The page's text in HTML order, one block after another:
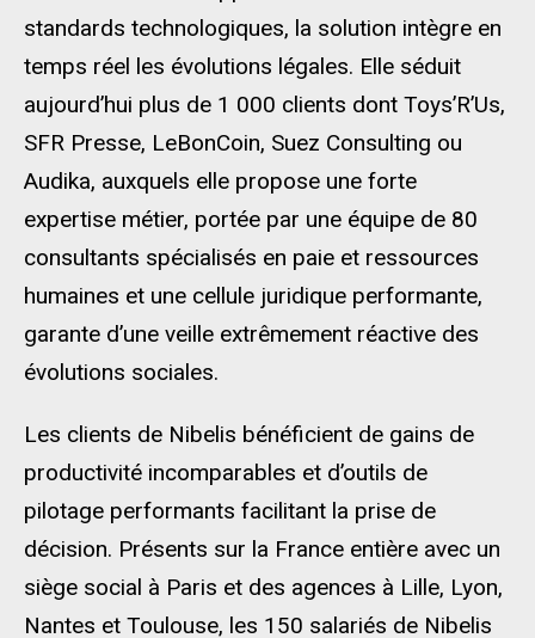
standards technologiques, la solution intègre en
temps réel les évolutions légales. Elle séduit
aujourd’hui plus de 1 000 clients dont Toys’R’Us,
SFR Presse, LeBonCoin, Suez Consulting ou
Audika, auxquels elle propose une forte
expertise métier, portée par une équipe de 80
consultants spécialisés en paie et ressources
humaines et une cellule juridique performante,
garante d’une veille extrêmement réactive des
évolutions sociales.
Les clients de Nibelis bénéficient de gains de
productivité incomparables et d’outils de
pilotage performants facilitant la prise de
décision. Présents sur la France entière avec un
siège social à Paris et des agences à Lille, Lyon,
Nantes et Toulouse, les 150 salariés de Nibelis